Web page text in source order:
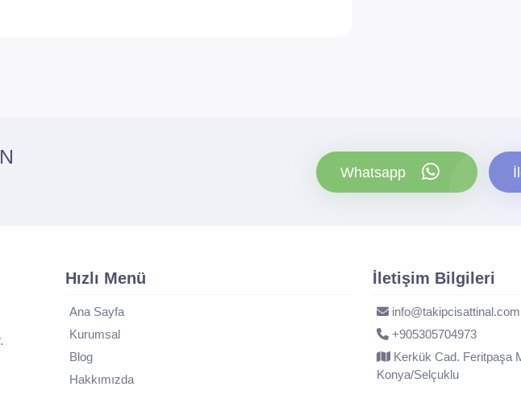
Whatsapp
Hızlı Menü
Ana Sayfa
Kurumsal
Blog
Hakkımızda
İletişim Bilgileri
info@takipcisattinal.com
+905305704973
Kerkük Cad. Feritpaşa
Konya/Selçuklu